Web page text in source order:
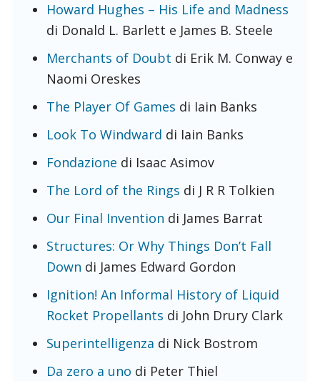
Howard Hughes – His Life and Madness
di Donald L. Barlett e James B. Steele
Merchants of Doubt di Erik M. Conway e
Naomi Oreskes
The Player Of Games di Iain Banks
Look To Windward di Iain Banks
Fondazione di Isaac Asimov
The Lord of the Rings di J R R Tolkien
Our Final Invention di James Barrat
Structures: Or Why Things Don’t Fall
Down di James Edward Gordon
Ignition! An Informal History of Liquid
Rocket Propellants di John Drury Clark
Superintelligenza di Nick Bostrom
Da zero a uno di Peter Thiel